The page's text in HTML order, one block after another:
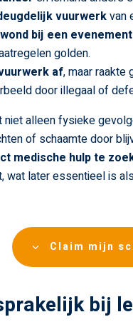
vuurwerkvan
bij een evenement
golden.
af, maar raakte
door illegaal of
niet alleen fysieke
of schaamte door
medische hulp te
wat later essentieel is
Claim mijn
bij